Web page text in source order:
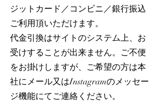
ジットカード／コンビニ／銀行振込
ご利用頂いただけます。
代金引換はサイトのシステム上、お
受けすることが出来ません。ご不便
をお掛けしますが、ご希望の方は本
社にメール又はInstagramのメッセー
ジ機能にてご連絡ください。